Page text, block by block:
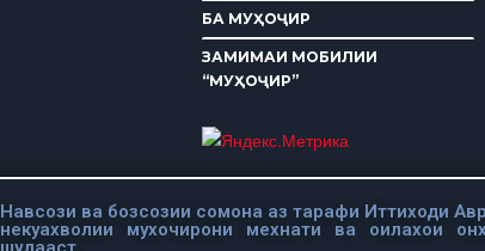
БА МУҲОҶИР
ЗАМИМАИ МОБИЛИИ
“МУҲОҶИР”
Навсози ва бозсозии сомона аз тарафи Иттиходи
некуахволии мухочирони мехнати ва оилахои